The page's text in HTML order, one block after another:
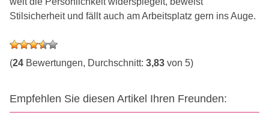
Stilsicherheit und fällt auch am Arbeitsplatz gern ins Auge.
(24 Bewertungen, Durchschnitt: 3,83 von 5)
Empfehlen Sie diesen Artikel Ihren Freunden: